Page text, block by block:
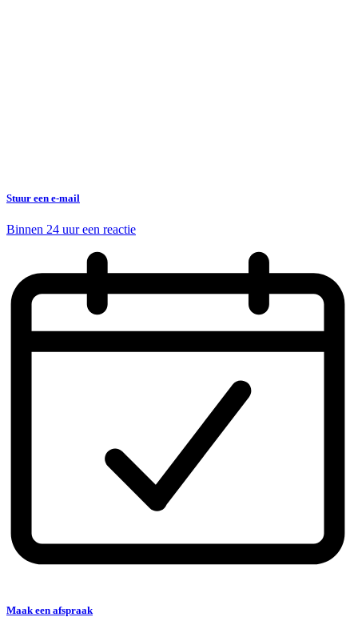
Stuur een e-mail
Binnen 24 uur een reactie
Maak een afspraak